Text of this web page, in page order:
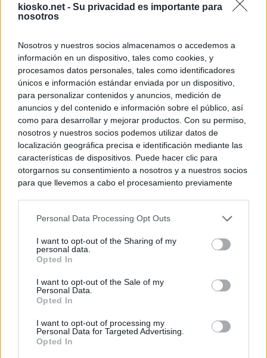
kiosko.net - Su privacidad es importante para
nosotros
Nosotros y nuestros socios almacenamos o accedemos a
información en un dispositivo, tales como cookies, y
procesamos datos personales, tales como identificadores
únicos e información estándar enviada por un dispositivo,
para personalizar contenidos y anuncios, medición de
anuncios y del contenido e información sobre el público, así
como para desarrollar y mejorar productos. Con su permiso,
nosotros y nuestros socios podemos utilizar datos de
localización geográfica precisa e identificación mediante las
características de dispositivos. Puede hacer clic para
otorgarnos su consentimiento a nosotros y a nuestros socios
para que llevemos a cabo el procesamiento previamente
negar su consentimiento. Tenga en cuenta que algún
de su consentimiento, pero usted tiene el derecho de
rechazar tal procesamiento. Sus preferencias se aplicarán
cualquier momento entrando de nuevo en este sitio web o
visitando nuestra política de privacidad.
Personal Data Processing Opt Outs
I want to opt-out of the Sharing of my
personal data.
Opted In
I want to opt-out of the Sale of my
Personal Data.
Opted In
I want to opt-out of processing my
Personal Data for Targeted Advertising.
Opted In